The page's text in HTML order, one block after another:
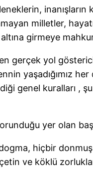
milletler,
girmeye
gerçek yol
genel kuralları ,
yer olan
hiçbir donmuş
ve köklü